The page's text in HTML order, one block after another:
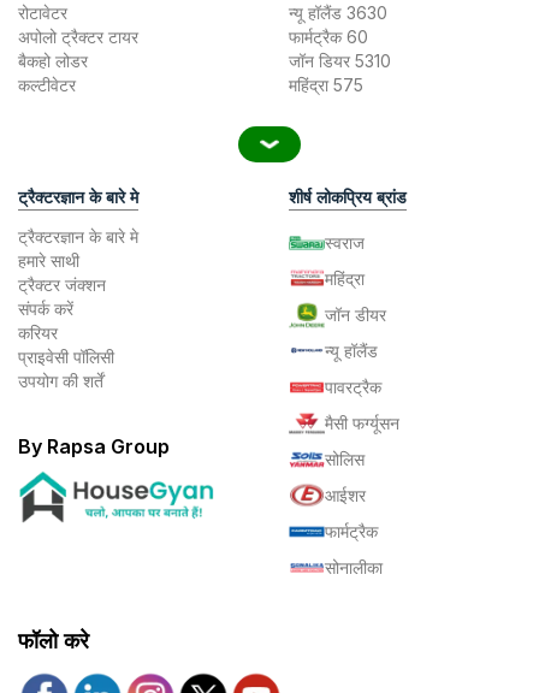
रोटावेटर
अपोलो ट्रैक्टर टायर
बैकहो लोडर
कल्टीवेटर
न्यू हॉलैंड 3630
फार्मट्रैक 60
जॉन डियर 5310
महिंद्रा 575
ट्रैक्टरज्ञान के बारे मे
ट्रैक्टरज्ञान के बारे मे
हमारे साथी
ट्रैक्टर जंक्शन
संपर्क करें
करियर
प्राइवेसी पॉलिसी
उपयोग की शर्तें
By Rapsa Group
शीर्ष लोकप्रिय ब्रांड
स्वराज
महिंद्रा
जॉन डीयर
न्यू हॉलैंड
पावरट्रैक
मैसी फर्ग्यूसन
सोलिस
आईशर
फार्मट्रैक
सोनालीका
फॉलो करे